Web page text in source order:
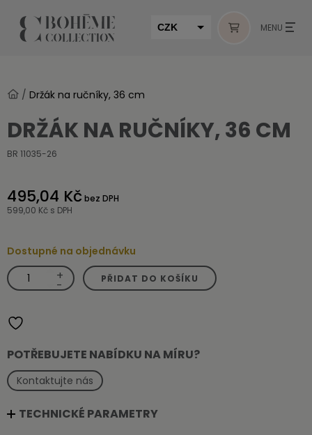
CZK MENU
/ Držák na ručníky, 36 cm
DRŽÁK NA RUČNÍKY, 36 CM
BR 11035-26
495,04 Kč bez DPH
599,00 Kč s DPH
Dostupné na objednávku
Držák
na
ručníky,
množství
+
- PŘIDAT DO KOŠÍKU
POTŘEBUJETE NABÍDKU NA MÍRU?
Kontaktujte nás
TECHNICKÉ PARAMETRY